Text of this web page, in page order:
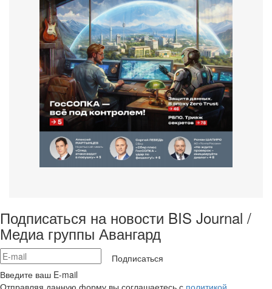
Подписаться на новости BIS Journal /
Медиа группы Авангард
Подписаться
Введите ваш E-mail
Отправляя данную форму вы соглашаетесь с политикой